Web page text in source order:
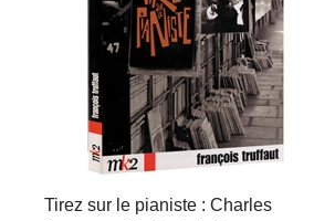
Tirez sur le pianiste : Charles